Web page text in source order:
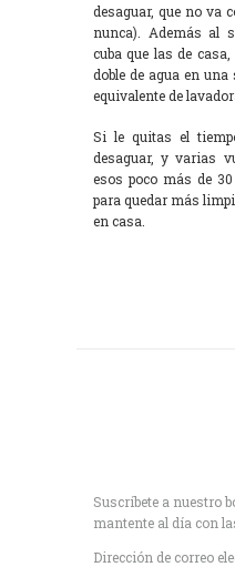
desaguar, que no va
nunca). Además al
cuba que las de
doble de agua en
equivalente de
Si le quitas el
desaguar, y varias
esos poco más de
para quedar más
en casa.
Suscríbete a nuestro
mantente al día con
Dirección de correo